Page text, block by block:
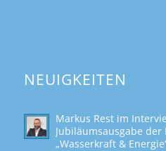
NEUIGKEITEN
Markus Rest im
Jubiläumsausgabe
„Wasserkraft &